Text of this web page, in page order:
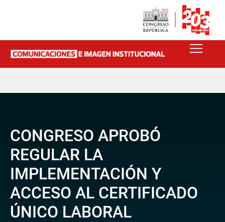
CONGRESO APROBÓ
REGULAR LA
IMPLEMENTACIÓN Y
ACCESO AL CERTIFICADO
ÚNICO LABORAL